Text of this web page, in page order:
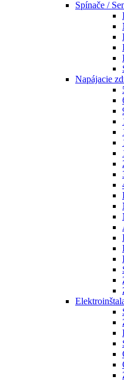
Spínače /
Napájacie